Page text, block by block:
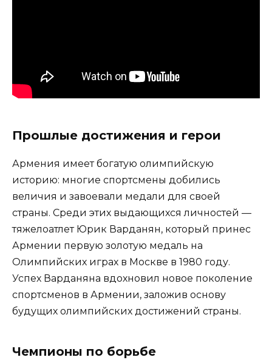
Прошлые достижения и герои
Армения имеет богатую олимпийскую
историю: многие спортсмены добились
величия и завоевали медали для своей
страны. Среди этих выдающихся личностей —
тяжелоатлет Юрик Варданян, который принес
Армении первую золотую медаль на
Олимпийских играх в Москве в 1980 году.
Успех Варданяна вдохновил новое поколение
спортсменов в Армении, заложив основу
будущих олимпийских достижений страны.
Чемпионы по борьбе